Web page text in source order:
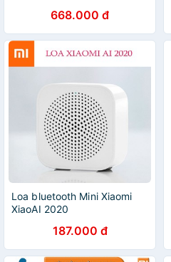
bluetooth trực tiếp cao cấp -
Minh Tín shop
668.000 đ
Loa bluetooth Mini Xiaomi
XiaoAI 2020
187.000 đ